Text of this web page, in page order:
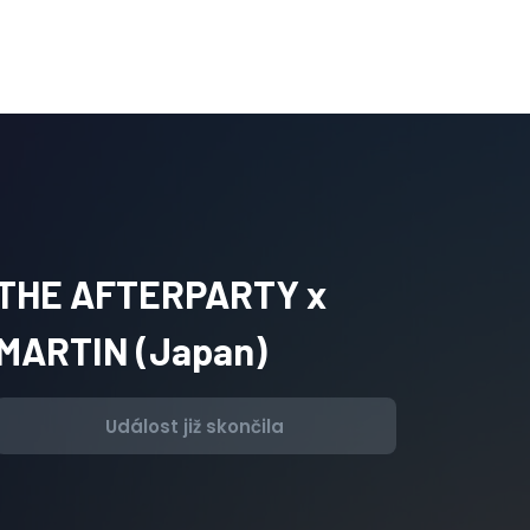
AFTERPARTY x
(Japan)
Událost již skončila